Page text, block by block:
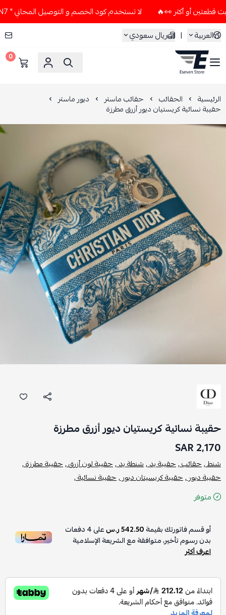
لا تستخدم كود الخصم و التوصيل المجاني " N7 " إلا إذا طلبت قطعتين أو أكثر 👀🔥
العربية
| ريال سعودي
ESEVEN STORE
0
الرئيسية الحقائب حقائب ماستر ديور ماستر
حقيبة نسائية كريستيان ديور أزرق مطرزة
حقيبة نسائية كريستيان ديور أزرق مطرزة
2,170 SAR
شنط ,حقائب ,حقيبة يد ,شنطة يد ,حقيبة لون أزرق ,حقيبة مطرزة ,
حقيبة ديور ,حقيبة كريسيتان ديور ,حقيبة نسائية ,
متوفر
أو قسم فاتورتك بقيمة542.50 ر.س على4دفعات
بدون رسوم تأخير، متوافقة مع الشريعة الإسلامية
اعرف أكثر